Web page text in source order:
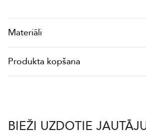
Materiāli
Produkta kopšana
BIEŽI UZDOTIE